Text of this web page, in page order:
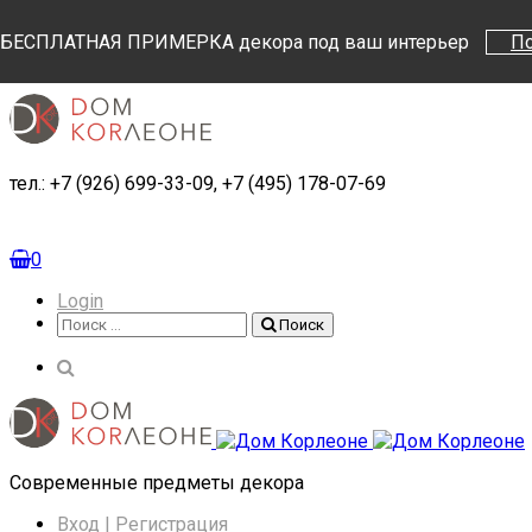
БЕСПЛАТНАЯ ПРИМЕРКА декора под ваш интерьер
тел.: +7 (926) 699-33-09, +7 (495) 178-07-69
0
Login
Поиск
Поиск
Cовременные предметы декора
Вход | Регистрация